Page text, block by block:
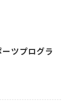
ツプログラ